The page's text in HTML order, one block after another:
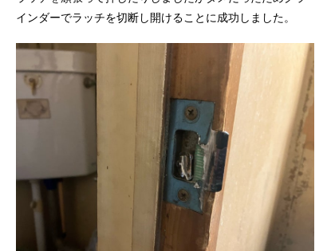
インダーでラッチを切断し開けることに成功しました。